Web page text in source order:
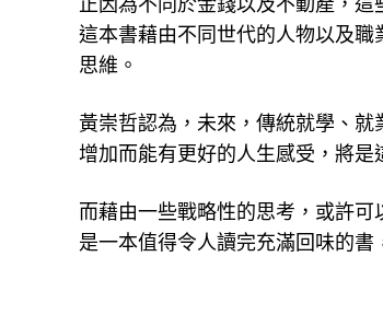
正因為不同於金錢以及不動產，
這本書藉由不同世代的人物以及
思維。
黃崇哲認為，未來，傳統就學、
增加而能有更好的人生感受，將是
而藉由一些戰略性的思考，或許
是一本值得令人讀完充滿回味的書